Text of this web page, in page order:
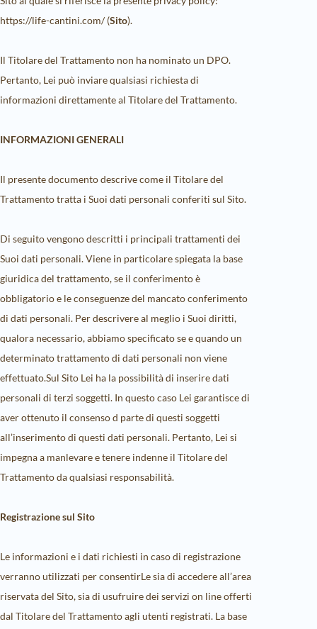
https://life-cantini.com/ (Sito).
Il Titolare del Trattamento non ha nominato un DPO.
Pertanto, Lei può inviare qualsiasi richiesta di
informazioni direttamente al Titolare del Trattamento.
INFORMAZIONI GENERALI
Il presente documento descrive come il Titolare del
Trattamento tratta i Suoi dati personali conferiti sul Sito.
Di seguito vengono descritti i principali trattamenti dei
Suoi dati personali. Viene in particolare spiegata la base
giuridica del trattamento, se il conferimento è
obbligatorio e le conseguenze del mancato conferimento
di dati personali. Per descrivere al meglio i Suoi diritti,
qualora necessario, abbiamo specificato se e quando un
determinato trattamento di dati personali non viene
effettuato.Sul Sito Lei ha la possibilità di inserire dati
personali di terzi soggetti. In questo caso Lei garantisce di
aver ottenuto il consenso d parte di questi soggetti
all’inserimento di questi dati personali. Pertanto, Lei si
impegna a manlevare e tenere indenne il Titolare del
Trattamento da qualsiasi responsabilità.
Registrazione sul Sito
Le informazioni e i dati richiesti in caso di registrazione
verranno utilizzati per consentirLe sia di accedere all’area
riservata del Sito, sia di usufruire dei servizi on line offerti
dal Titolare del Trattamento agli utenti registrati. La base